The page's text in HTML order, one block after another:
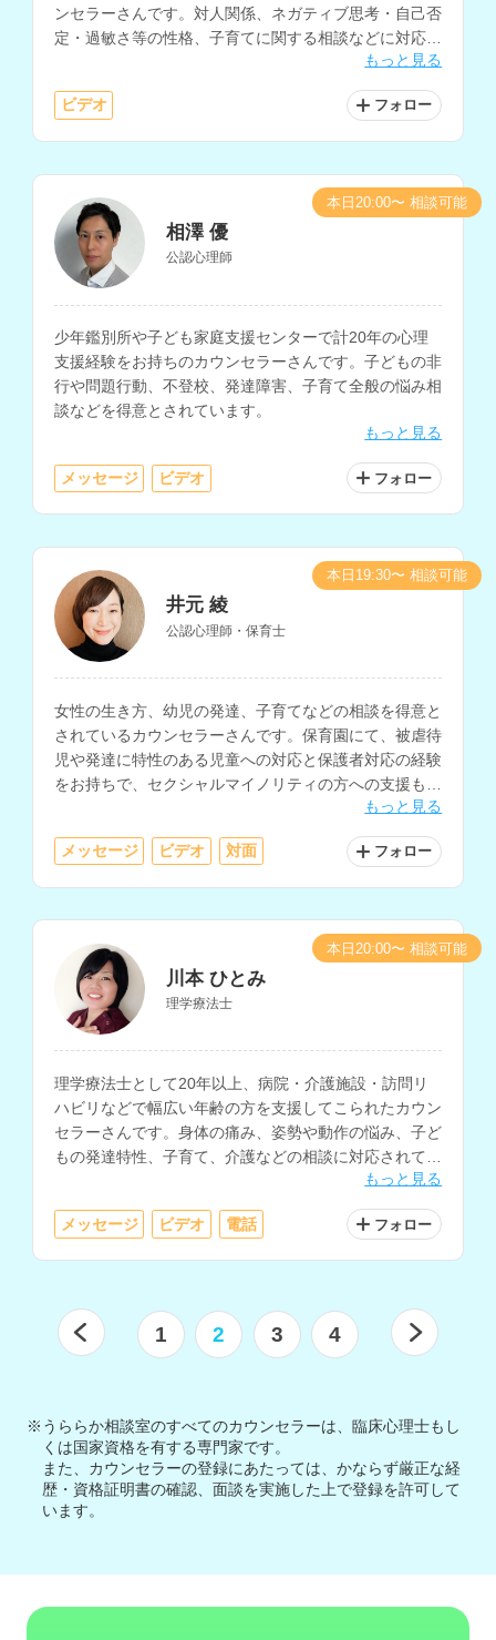
ンセラーさんです。対人関係、ネガティブ思考・自己否
定・過敏さ等の性格、子育てに関する相談などに対応さ
もっと見る
ビデオ フォロー
相澤 優
公認心理師
少年鑑別所や子ども家庭支援センターで計20年の心理
支援経験をお持ちのカウンセラーさんです。子どもの非
行や問題行動、不登校、発達障害、子育て全般の悩み相
談などを得意とされています。
もっと見る
メッセージ ビデオ フォロー
本日20:00〜 相談可能
井元 綾
公認心理師・保育士
女性の生き方、幼児の発達、子育てなどの相談を得意と
されているカウンセラーさんです。保育園にて、被虐待
児や発達に特性のある児童への対応と保護者対応の経験
をお持ちで、セクシャルマイノリティの方への支援も行
もっと見る
メッセージ ビデオ 対面 フォロー
本日19:30〜 相談可能
川本 ひとみ
理学療法士
理学療法士として20年以上、病院・介護施設・訪問リ
ハビリなどで幅広い年齢の方を支援してこられたカウン
セラーさんです。身体の痛み、姿勢や動作の悩み、子ど
もの発達特性、子育て、介護などの相談に対応されてい
もっと見る
メッセージ ビデオ 電話 フォロー
本日20:00〜 相談可能
1 2 3 4
※うららか相談室のすべてのカウンセラーは、臨床心理士もし
くは国家資格を有する専門家です。
また、カウンセラーの登録にあたっては、かならず厳正な経
歴・資格証明書の確認、面談を実施した上で登録を許可して
います。